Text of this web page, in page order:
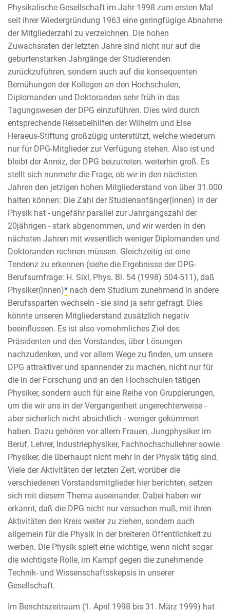
Physikalische Gesellschaft im Jahr 1998 zum ersten Mal
seit ihrer Wiedergründung 1963 eine geringfügige Abnahme
der Mitgliederzahl zu verzeichnen. Die hohen
Zuwachsraten der letzten Jahre sind nicht nur auf die
geburtenstarken Jahrgänge der Studierenden
zurückzuführen, sondern auch auf die konsequenten
Bemühungen der Kollegen an den Hochschulen,
Diplomanden und Doktoranden sehr früh in das
Tagungswesen der DPG einzuführen. Dies wird durch
entsprechende Reisebeihilfen der Wilhelm und Else
Heraeus-Stiftung großzügig unterstützt, welche wiederum
nur für DPG-Mitglieder zur Verfügung stehen. Also ist und
bleibt der Anreiz, der DPG beizutreten, weiterhin groß. Es
stellt sich nunmehr die Frage, ob wir in den nächsten
Jahren den jetzigen hohen Mitgliederstand von über 31.000
halten können: Die Zahl der Studienanfänger(innen) in der
Physik hat - ungefähr parallel zur Jahrgangszahl der
20jährigen - stark abgenommen, und wir werden in den
nächsten Jahren mit wesentlich weniger Diplomanden und
Doktoranden rechnen müssen. Gleichzeitig ist eine
Tendenz zu erkennen (siehe die Ergebnisse der DPG-
Berufsumfrage: H. Sixl, Phys. Bl. 54 (1998) 504-511), daß
Physiker(innen)* nach dem Studium zunehmend in andere
Berufssparten wechseln - sie sind ja sehr gefragt. Dies
könnte unseren Mitgliederstand zusätzlich negativ
beeinflussen. Es ist also vornehmliches Ziel des
Präsidenten und des Vorstandes, über Lösungen
nachzudenken, und vor allem Wege zu finden, um unsere
DPG attraktiver und spannender zu machen, nicht nur für
die in der Forschung und an den Hochschulen tätigen
Physiker, sondern auch für eine Reihe von Gruppierungen,
um die wir uns in der Vergangenheit ungerechterweise -
aber sicherlich nicht absichtlich - weniger gekümmert
haben. Dazu gehören vor allem Frauen, Jungphysiker im
Beruf, Lehrer, Industriephysiker, Fachhochschullehrer sowie
Physiker, die überhaupt nicht mehr in der Physik tätig sind.
Viele der Aktivitäten der letzten Zeit, worüber die
verschiedenen Vorstandsmitglieder hier berichten, setzen
sich mit diesem Thema auseinander. Dabei haben wir
erkannt, daß die DPG nicht nur versuchen muß, mit ihren
Aktivitäten den Kreis weiter zu ziehen, sondern auch
allgemein für die Physik in der breiteren Öffentlichkeit zu
werben. Die Physik spielt eine wichtige, wenn nicht sogar
die wichtigste Rolle, im Kampf gegen die zunehmende
Technik- und Wissenschaftsskepsis in unserer
Gesellschaft.
Im Berichtszeitraum (1. April 1998 bis 31. März 1999) hat